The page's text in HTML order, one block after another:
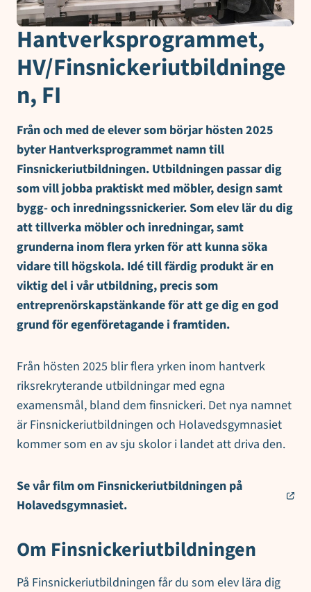
Hantverksprogrammet,
HV/Finsnickeriutbildninge
n, FI
Från och med de elever som börjar hösten 2025
byter Hantverksprogrammet namn till
Finsnickeriutbildningen. Utbildningen passar dig
som vill jobba praktiskt med möbler, design samt
bygg- och inredningssnickerier. Som elev lär du dig
att tillverka möbler och inredningar, samt
grunderna inom flera yrken för att kunna söka
vidare till högskola. Idé till färdig produkt är en
viktig del i vår utbildning, precis som
entreprenörskapstänkande för att ge dig en god
grund för egenföretagande i framtiden.
Från hösten 2025 blir flera yrken inom hantverk
riksrekryterande utbildningar med egna
examensmål, bland dem finsnickeri. Det nya namnet
är Finsnickeriutbildningen och Holavedsgymnasiet
kommer som en av sju skolor i landet att driva den.
Se vår film om Finsnickeriutbildningen på
Holavedsgymnasiet.
Om Finsnickeriutbildningen
På Finsnickeriutbildningen får du som elev lära dig